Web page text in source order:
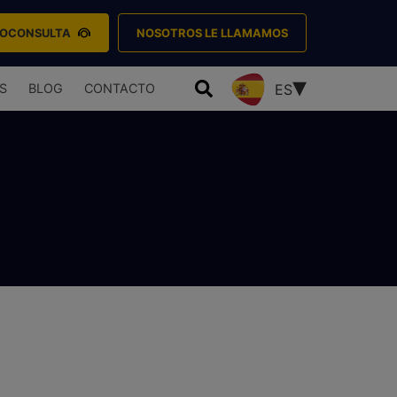
NOSOTROS LE LLAMAMOS
BLOG CONTACTO ES